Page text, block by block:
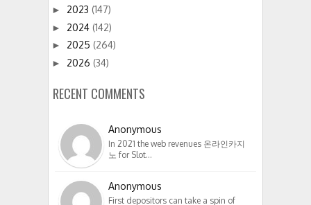
► 2023 (147)
► 2024 (142)
► 2025 (264)
► 2026 (34)
RECENT COMMENTS
Anonymous
In 2021 the web revenues 온라인카지
노 for Slot…
Anonymous
First depositors can take a spin of